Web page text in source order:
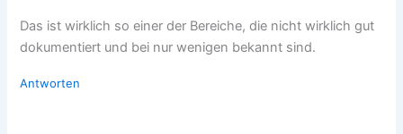
Das ist wirklich so einer der Bereiche, die nicht wirklich gut
dokumentiert und bei nur wenigen bekannt sind.
Antworten